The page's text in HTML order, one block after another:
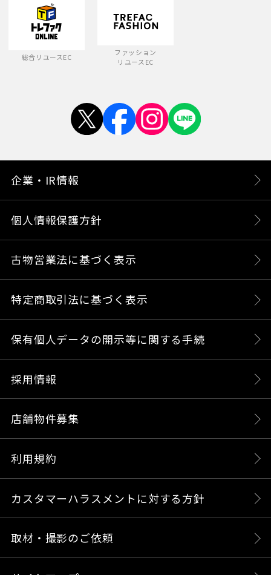
総合リユースEC
ファッション
リユースEC
企業・IR情報
個人情報保護方針
古物営業法に基づく表示
特定商取引法に基づく表示
保有個人データの開示等に関する手続
採用情報
店舗物件募集
利用規約
カスタマーハラスメントに対する方針
取材・撮影のご依頼